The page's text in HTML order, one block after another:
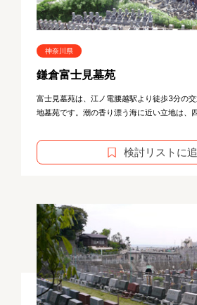
神奈川県
鎌倉富士見墓苑
富士見墓苑は、江ノ電腰越駅より徒歩3分の
地墓苑です。潮の香り漂う海に近い立地は、
検討リストに